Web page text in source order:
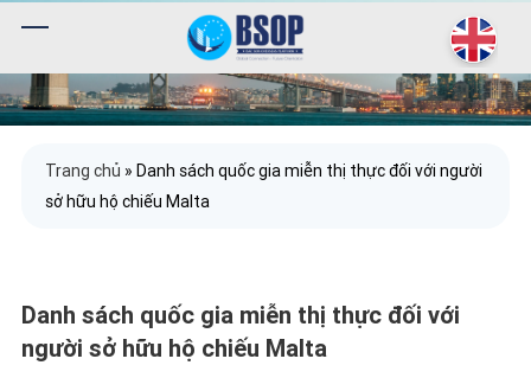
Trang chủ » Danh sách quốc gia miễn thị thực đối với người
sở hữu hộ chiếu Malta
Danh sách quốc gia miễn thị thực đối với
người sở hữu hộ chiếu Malta